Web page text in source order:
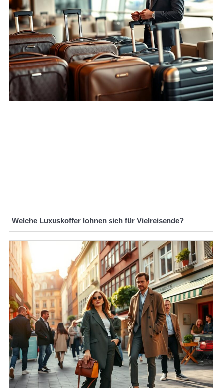
Welche Luxuskoffer lohnen sich für Vielreisende?